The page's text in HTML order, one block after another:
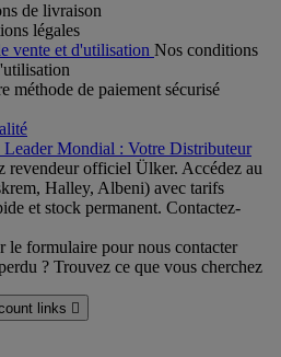
de livraison
légales
vente et d'utilisation Nos conditions
méthode de paiement sécurisé
Leader Mondial : Votre Distributeur
revendeur officiel Ülker. Accédez au
Halley, Albeni) avec tarifs
et stock permanent. Contactez-
le formulaire pour nous contacter
? Trouvez ce que vous cherchez
links 